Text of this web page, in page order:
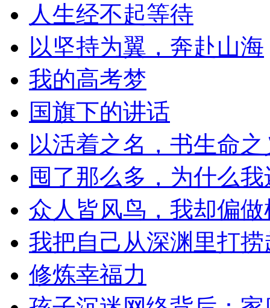
人生经不起等待
以坚持为翼，奔赴山海
我的高考梦
国旗下的讲话
以活着之名，书生命之
囤了那么多，为什么
众人皆风鸟，我却偏做
我把自己从深渊里打捞
修炼幸福力